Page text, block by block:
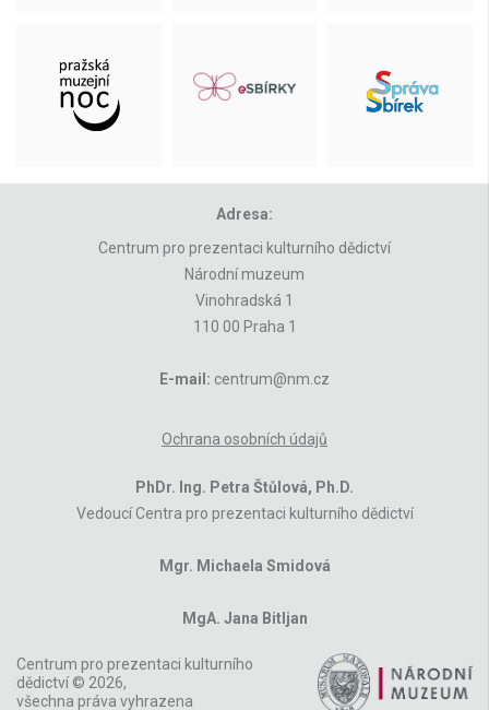
Adresa:
Centrum pro prezentaci kulturního dědictví
Národní muzeum
Vinohradská 1
110 00 Praha 1
E-mail: centrum@nm.cz
Ochrana osobních údajů
PhDr. Ing. Petra Štůlová, Ph.D.
Vedoucí Centra pro prezentaci kulturního dědictví
Mgr. Michaela Smidová
MgA. Jana Bitljan
Centrum pro prezentaci kulturního
dědictví © 2026,
všechna práva vyhrazena